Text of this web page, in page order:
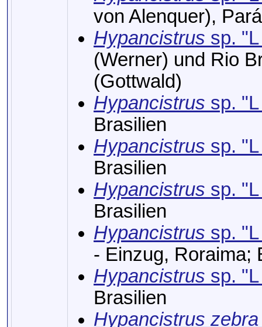
von Alenquer),
Hypancistrus sp.
(Werner) und Rio
(Gottwald)
Hypancistrus sp.
Brasilien
Hypancistrus sp.
Brasilien
Hypancistrus sp.
Brasilien
Hypancistrus sp.
- Einzug, Roraima;
Hypancistrus sp.
Brasilien
Hypancistrus zebra